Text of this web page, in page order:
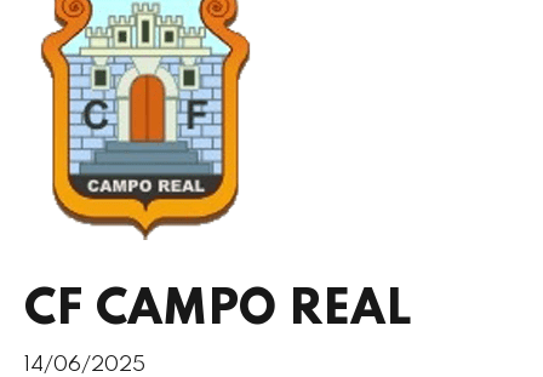
CF CAMPO REAL
14/06/2025